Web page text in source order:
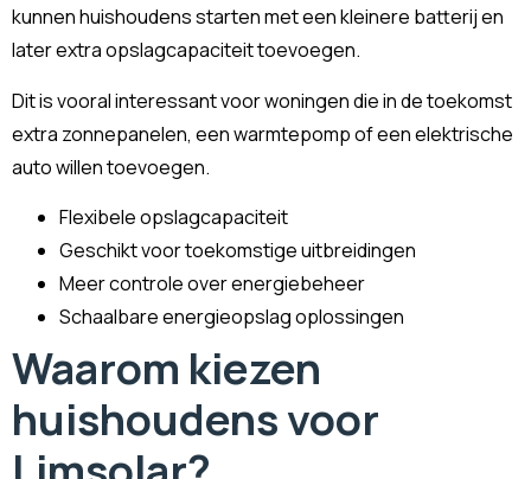
kunnen huishoudens starten met een kleinere batterij en
later extra opslagcapaciteit toevoegen.
Dit is vooral interessant voor woningen die in de toekomst
extra zonnepanelen, een warmtepomp of een elektrische
auto willen toevoegen.
Flexibele opslagcapaciteit
Geschikt voor toekomstige uitbreidingen
Meer controle over energiebeheer
Schaalbare energieopslag oplossingen
Waarom kiezen
huishoudens voor